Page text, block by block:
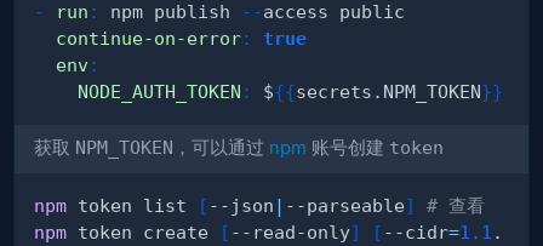
- run : npm publish - -
continue-on-error:
true
env:
NODE_AUTH_TOKEN : ${{secrets.NPM_TOKEN}}
获取 NPM_TOKEN ，可以通过 npm 账号创建 token
npm token list [ --json | --parseable]
# 查看
npm token create [ --read-only] [ --cidr=1.1 .